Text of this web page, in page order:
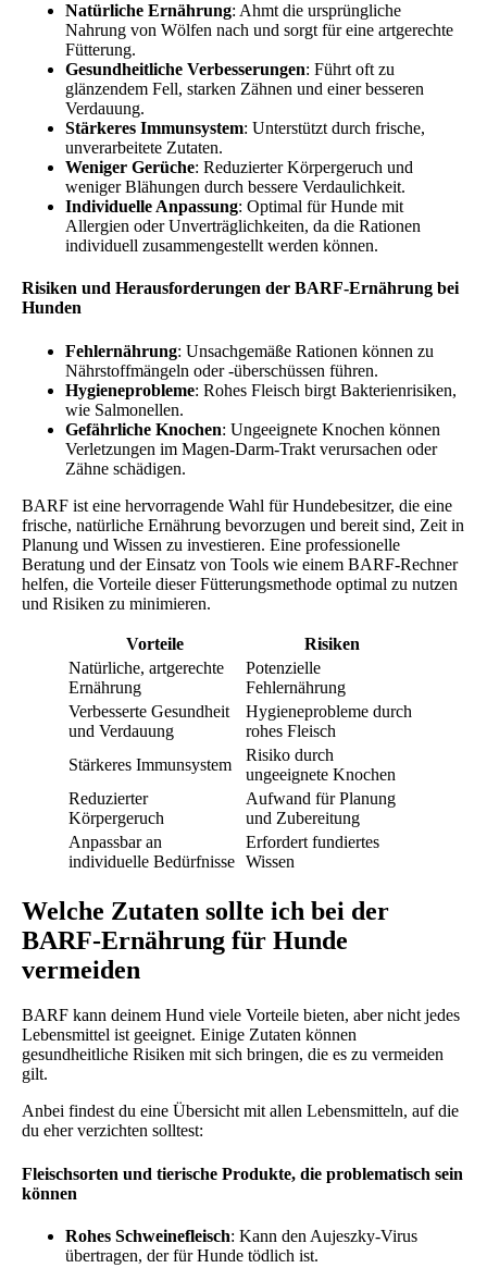
Natürliche Ernährung: Ahmt die ursprüngliche
Nahrung von Wölfen nach und sorgt für eine artgerechte
Fütterung.
Gesundheitliche Verbesserungen: Führt oft zu
glänzendem Fell, starken Zähnen und einer besseren
Verdauung.
Stärkeres Immunsystem: Unterstützt durch frische,
unverarbeitete Zutaten.
Weniger Gerüche: Reduzierter Körpergeruch und
weniger Blähungen durch bessere Verdaulichkeit.
Individuelle Anpassung: Optimal für Hunde mit
Allergien oder Unverträglichkeiten, da die Rationen
individuell zusammengestellt werden können.
Risiken und Herausforderungen der BARF-Ernährung bei
Hunden
Fehlernährung: Unsachgemäße Rationen können zu
Nährstoffmängeln oder -überschüssen führen.
Hygieneprobleme: Rohes Fleisch birgt Bakterienrisiken,
wie Salmonellen.
Gefährliche Knochen: Ungeeignete Knochen können
Verletzungen im Magen-Darm-Trakt verursachen oder
Zähne schädigen.
BARF ist eine hervorragende Wahl für Hundebesitzer, die eine
frische, natürliche Ernährung bevorzugen und bereit sind, Zeit in
Planung und Wissen zu investieren. Eine professionelle
Beratung und der Einsatz von Tools wie einem BARF-Rechner
helfen, die Vorteile dieser Fütterungsmethode optimal zu nutzen
und Risiken zu minimieren.
Vorteile
Risiken
Natürliche, artgerechte
Ernährung
Potenzielle
Fehlernährung
Verbesserte Gesundheit
und Verdauung
Hygieneprobleme durch
rohes Fleisch
Stärkeres Immunsystem
Risiko durch
ungeeignete Knochen
Reduzierter
Körpergeruch
Aufwand für Planung
und Zubereitung
Anpassbar an
individuelle Bedürfnisse
Erfordert fundiertes
Wissen
Welche Zutaten sollte ich bei der
BARF-Ernährung für Hunde
vermeiden
BARF kann deinem Hund viele Vorteile bieten, aber nicht jedes
Lebensmittel ist geeignet. Einige Zutaten können
gesundheitliche Risiken mit sich bringen, die es zu vermeiden
gilt.
Anbei findest du eine Übersicht mit allen Lebensmitteln, auf die
du eher verzichten solltest:
Fleischsorten und tierische Produkte, die problematisch sein
können
Rohes Schweinefleisch: Kann den Aujeszky-Virus
übertragen, der für Hunde tödlich ist.